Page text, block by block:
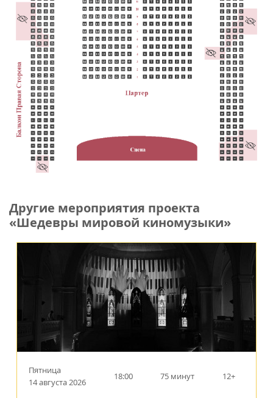
Другие мероприятия проекта
«Шедевры мировой киномузыки»
Пятница
14 августа 2026
18:00 75 минут 12+